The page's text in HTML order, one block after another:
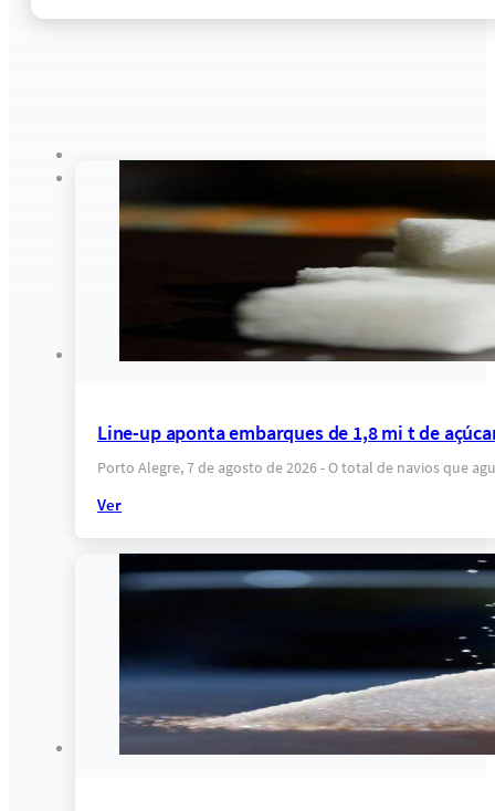
Line-up aponta embarques de 1,8 mi t de
Porto Alegre, 7 de agosto de 2026 - O total de navios que
Ver